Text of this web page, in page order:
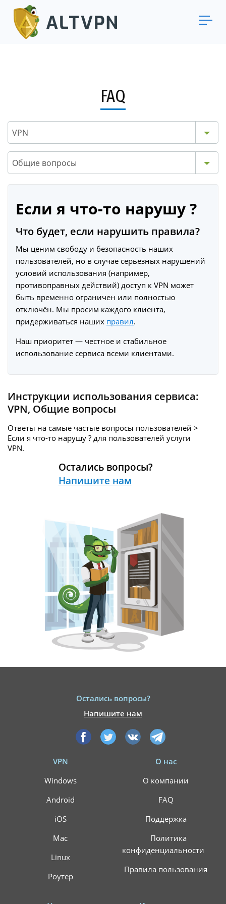
FAQ
VPN
Общие вопросы
Если я что-то нарушу ?
Что будет, если нарушить правила?
Мы ценим свободу и безопасность наших
пользователей, но в случае серьёзных нарушений
условий использования (например,
противоправных действий) доступ к VPN может
быть временно ограничен или полностью
отключён. Мы просим каждого клиента,
придерживаться наших правил.
Наш приоритет — честное и стабильное
использование сервиса всеми клиентами.
Инструкции использования сервиса:
VPN, Общие вопросы
Ответы на самые частые вопросы пользователей >
Если я что-то нарушу ? для пользователей услуги
VPN.
Остались вопросы?
Напишите нам
Остались вопросы?
Напишите нам
VPN
Windows
Android
iOS
Mac
Linux
Роутер
О нас
О компании
FAQ
Поддержка
Политика
конфиденциальности
Правила пользования